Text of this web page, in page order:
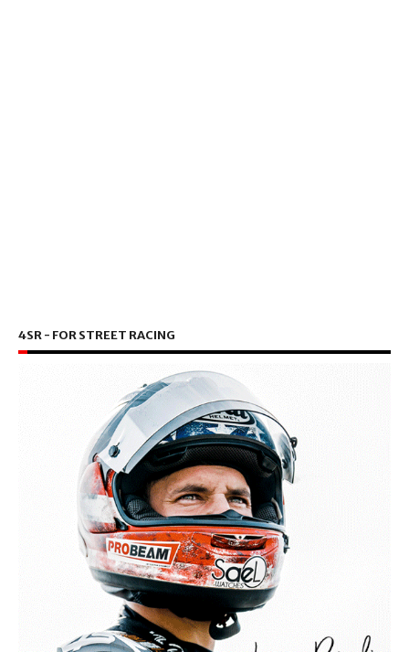
4SR - FOR STREET RACING